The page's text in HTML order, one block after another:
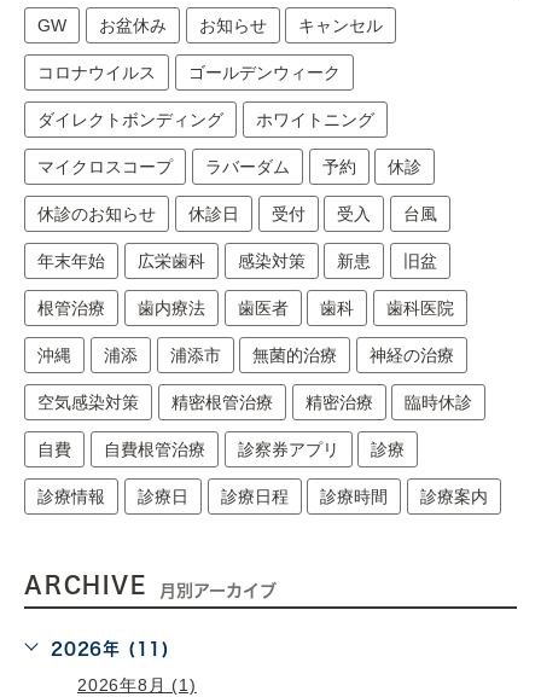
GW お盆休み お知らせ キャンセル
コロナウイルス ゴールデンウィーク
ダイレクトボンディング ホワイトニング
マイクロスコープ ラバーダム 予約 休診
休診のお知らせ 休診日 受付 受入 台風
年末年始 広栄歯科 感染対策 新患 旧盆
根管治療 歯内療法 歯医者 歯科 歯科医院
沖縄 浦添 浦添市 無菌的治療 神経の治療
空気感染対策 精密根管治療 精密治療 臨時休診
自費 自費根管治療 診察券アプリ 診療
診療情報 診療日 診療日程 診療時間 診療案内
ARCHIVE 月別アーカイブ
2026年 (11)
2026年8月 (1)